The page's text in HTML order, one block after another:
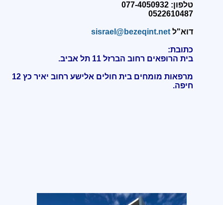
טלפון: 077-4050932
0522610487
דוא"לsisrael@bezeqint.net
כתובת:
בית הרופאים רחוב הברזל 11 תל אביב.
מרפאות מומחים בית חולים אלישע רחוב יאיר כץ 12
חיפה.